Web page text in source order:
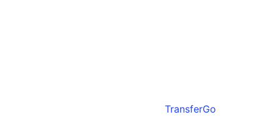
TransferGo